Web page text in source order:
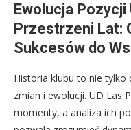
Ewolucja Pozycji
Przestrzeni Lat:
Sukcesów do
Historia klubu to nie tylko
zmian i ewolucji. UD Las
momenty, a analiza ich